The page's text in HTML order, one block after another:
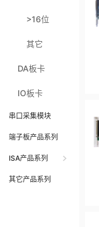
>16位
其它
DA板卡
IO板卡
串口采集模块
端子板产品系列
ISA产品系列
其它产品系列